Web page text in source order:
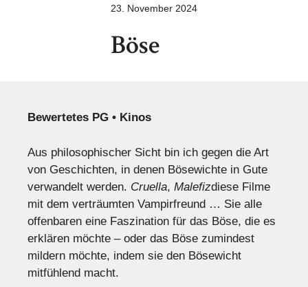
23. November 2024
Böse
Bewertetes PG • Kinos
Aus philosophischer Sicht bin ich gegen die Art
von Geschichten, in denen Bösewichte in Gute
verwandelt werden. Cruella, Malefizdiese Filme
mit dem verträumten Vampirfreund … Sie alle
offenbaren eine Faszination für das Böse, die es
erklären möchte – oder das Böse zumindest
mildern möchte, indem sie den Bösewicht
mitfühlend macht.